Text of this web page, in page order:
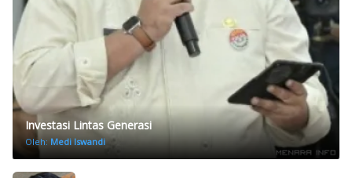
Investasi Lintas Generasi
Oleh: Medi Iswandi